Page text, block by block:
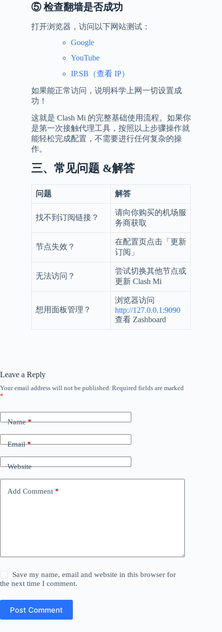
⑤检查翻墙是否成功
打开浏览器，访问以下网站测试：
Google
YouTube
IP.SB（查看 IP）
如果能正常访问，说明科学上网一切设置成
功！
这就是 Clash Mi 的完整基础使用流程。如果你
是第一次接触代理工具，按照以上步骤操作就
能轻松完成配置，不需要进行任何复杂的操
作。
三、常见问题 &解答
问题 解答
找不到订阅链接？
请向你购买的机场服
务商获取
节点失效？
在配置页点击「更新
订阅」
无法访问？
尝试切换其他节点或
更新 Clash Mi
想用面板管理？
浏览器访问
http://127.0.0.1:9090
查看 Zashboard
Leave a Reply
Your email address will not be published. Required fields are marked
*
Name*
Email*
Website
Add Comment *
Save my name, email and website in this browser for
the next time I comment.
Post Comment